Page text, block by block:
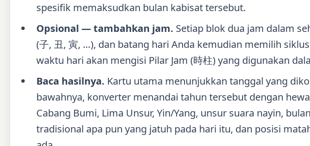
spesifik memaksudkan bulan kabisat tersebut.
Opsional — tambahkan jam. Setiap blok dua jam dalam
(子, 丑, 寅, …), dan batang hari Anda kemudian memilih
waktu hari akan mengisi Pilar Jam (時柱) yang digunakan
Baca hasilnya. Kartu utama menunjukkan tanggal yang
bawahnya, konverter menandai tahun tersebut dengan
Cabang Bumi, Lima Unsur, Yin/Yang, unsur suara nayin,
tradisional apa pun yang jatuh pada hari itu, dan posisi